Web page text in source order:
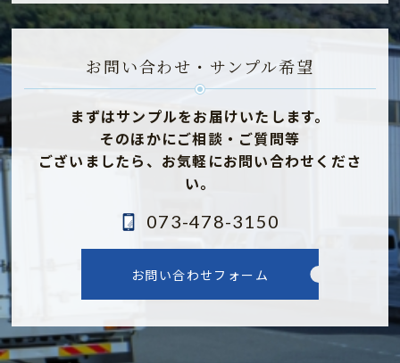
お問い合わせ・サンプル希望
まずはサンプルをお届けいたします。
そのほかにご相談・ご質問等
ございましたら、 お気軽にお問い合わせくださ
い。
073-478-3150
お問い合わせフォーム